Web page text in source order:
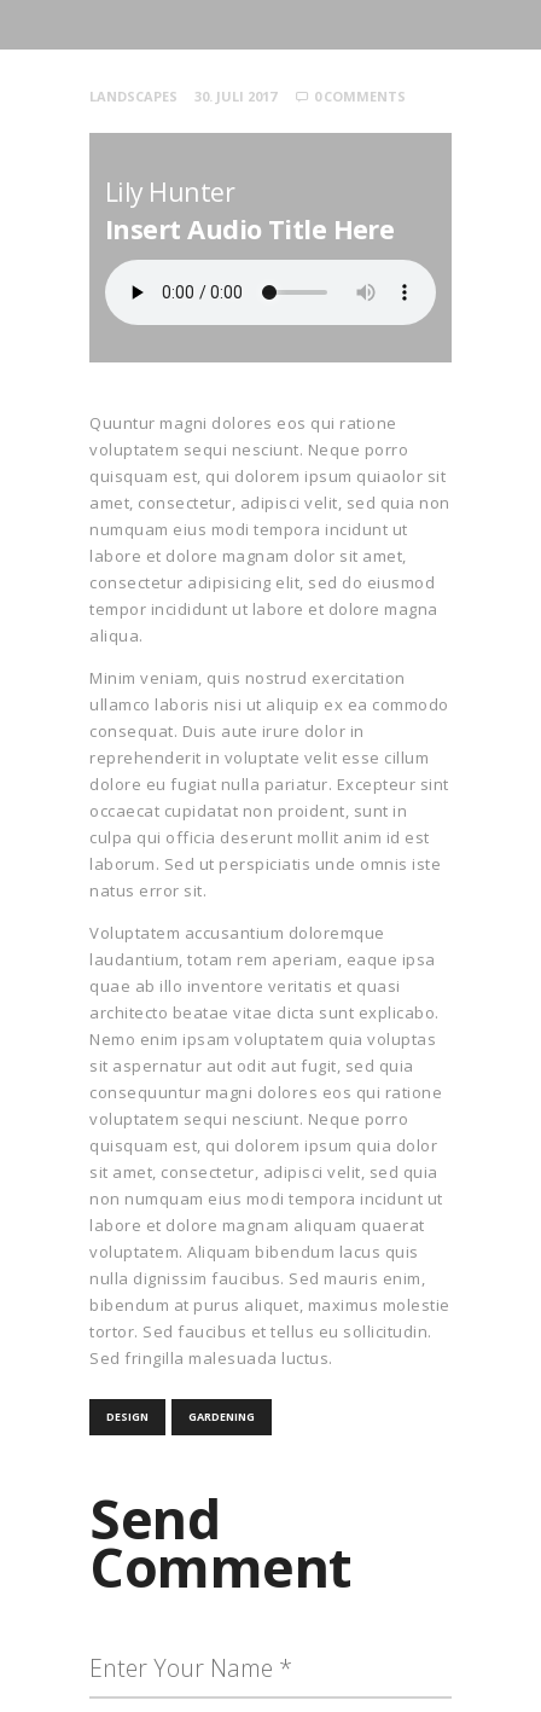
LANDSCAPES 30. JULI 2017 0 COMMENTS
Lily Hunter
Insert Audio Title Here
Quuntur magni dolores eos qui ratione
voluptatem sequi nesciunt. Neque porro
quisquam est, qui dolorem ipsum quiaolor sit
amet, consectetur, adipisci velit, sed quia non
numquam eius modi tempora incidunt ut
labore et dolore magnam dolor sit amet,
consectetur adipisicing elit, sed do eiusmod
tempor incididunt ut labore et dolore magna
aliqua.
Minim veniam, quis nostrud exercitation
ullamco laboris nisi ut aliquip ex ea commodo
consequat. Duis aute irure dolor in
reprehenderit in voluptate velit esse cillum
dolore eu fugiat nulla pariatur. Excepteur sint
occaecat cupidatat non proident, sunt in
culpa qui officia deserunt mollit anim id est
laborum. Sed ut perspiciatis unde omnis iste
natus error sit.
Voluptatem accusantium doloremque
laudantium, totam rem aperiam, eaque ipsa
quae ab illo inventore veritatis et quasi
architecto beatae vitae dicta sunt explicabo.
Nemo enim ipsam voluptatem quia voluptas
sit aspernatur aut odit aut fugit, sed quia
consequuntur magni dolores eos qui ratione
voluptatem sequi nesciunt. Neque porro
quisquam est, qui dolorem ipsum quia dolor
sit amet, consectetur, adipisci velit, sed quia
non numquam eius modi tempora incidunt ut
labore et dolore magnam aliquam quaerat
voluptatem. Aliquam bibendum lacus quis
nulla dignissim faucibus. Sed mauris enim,
bibendum at purus aliquet, maximus molestie
tortor. Sed faucibus et tellus eu sollicitudin.
Sed fringilla malesuada luctus.
DESIGN GARDENING
Send
Comment